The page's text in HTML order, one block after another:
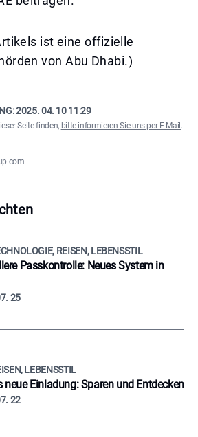
ist eine offizielle
von Abu Dhabi.)
2025. 04. 10 11:29
Seite finden, bitte informieren Sie uns per E-Mail .
REISEN, LEBENSSTIL
Passkontrolle: Neues System in
25
LEBENSSTIL
neue Einladung: Sparen und Entdecken
22